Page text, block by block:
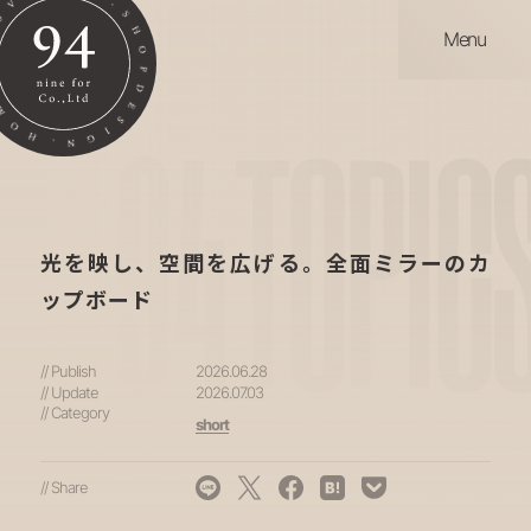
Menu
94
光を映し、空間を広げる。全面ミラーのカ
ップボード
// Publish
2026.06.28
// Update
2026.07.03
// Category
short
// Share